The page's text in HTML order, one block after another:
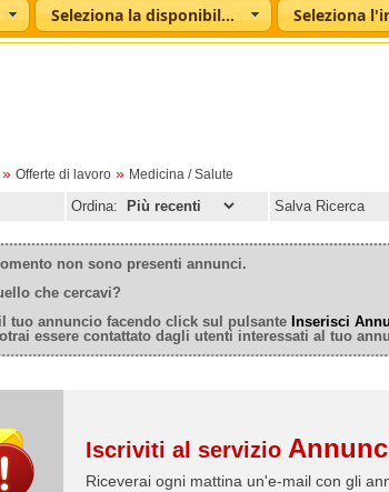
Seleziona la disponibilità
» Offerte di lavoro » Medicina / Salute
Ordina: Salva Ricerca
non sono presenti annunci.
che cercavi?
il tuo annuncio facendo click sul pulsante Inserisci
essere contattato dagli utenti interessati al tuo
Iscriviti al servizio
Riceverai ogni mattina un'e-mail con gli